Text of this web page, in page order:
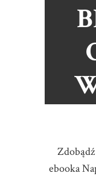
Zdobądź
ebooka